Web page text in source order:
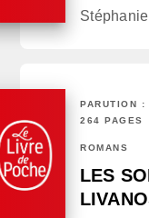
PARUTION
264 PAGES
ROMANS
LES